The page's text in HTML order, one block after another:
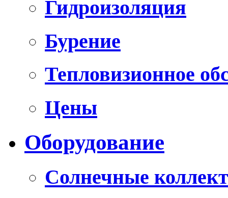
Гидроизоляция
Бурение
Тепловизионное
Цены
Оборудование
Солнечные